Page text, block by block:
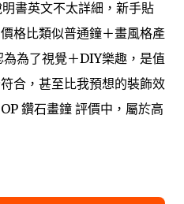
書英文不太詳細，新手貼
格比類似普通鐘＋畫風格產
為了視覺＋DIY樂趣，是值
合，甚至比我預想的裝飾效
鑽石畫鐘 評價中，屬於高